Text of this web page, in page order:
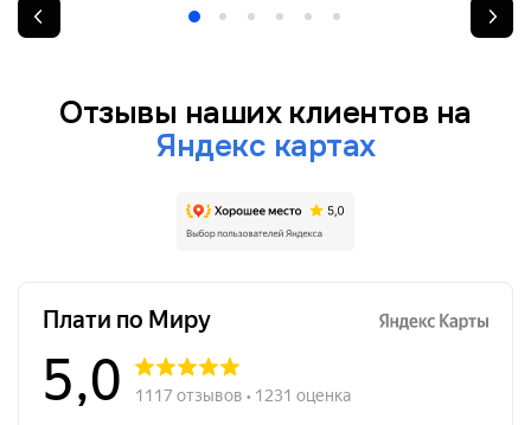
Отзывы наших клиентов на
Яндекс картах